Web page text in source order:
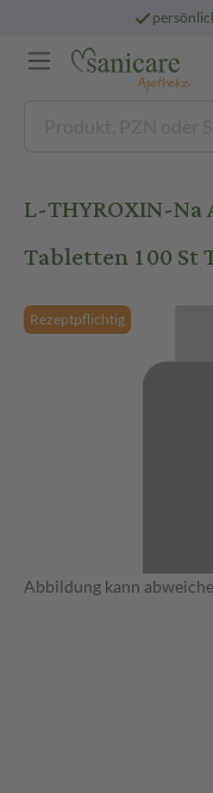
L-THYROXIN-
Tabletten 100 St
Rezeptpflichtig
Abbildung kann